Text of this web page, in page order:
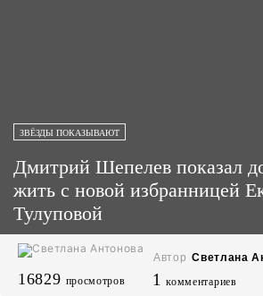
ЗВЁЗДЫ ПОКАЗЫВАЮТ
Дмитрий Шепелев показал
жить с новой избранницей
Тулуповой
Автор Светлана
16829 просмотров 1 комментариев